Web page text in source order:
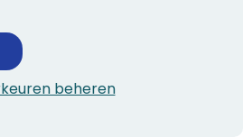
Stumpel in
beheren